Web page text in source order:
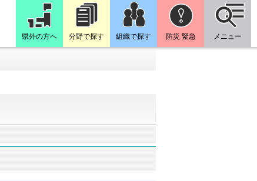
県外の方へ 分野で探す 組織で探す 防災 緊急 メニュー